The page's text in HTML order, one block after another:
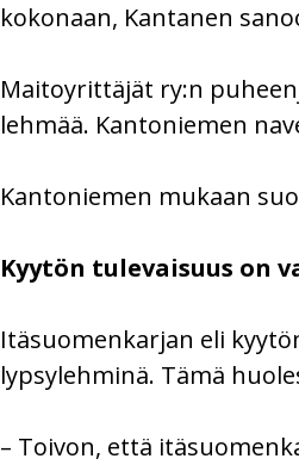
kokonaan, Kantanen
Maitoyrittäjät ry:n
lehmää. Kantoniemen
Kantoniemen mukaan
Kyytön tulevaisuus on
Itäsuomenkarjan eli
lypsylehminä. Tämä
– Toivon, että